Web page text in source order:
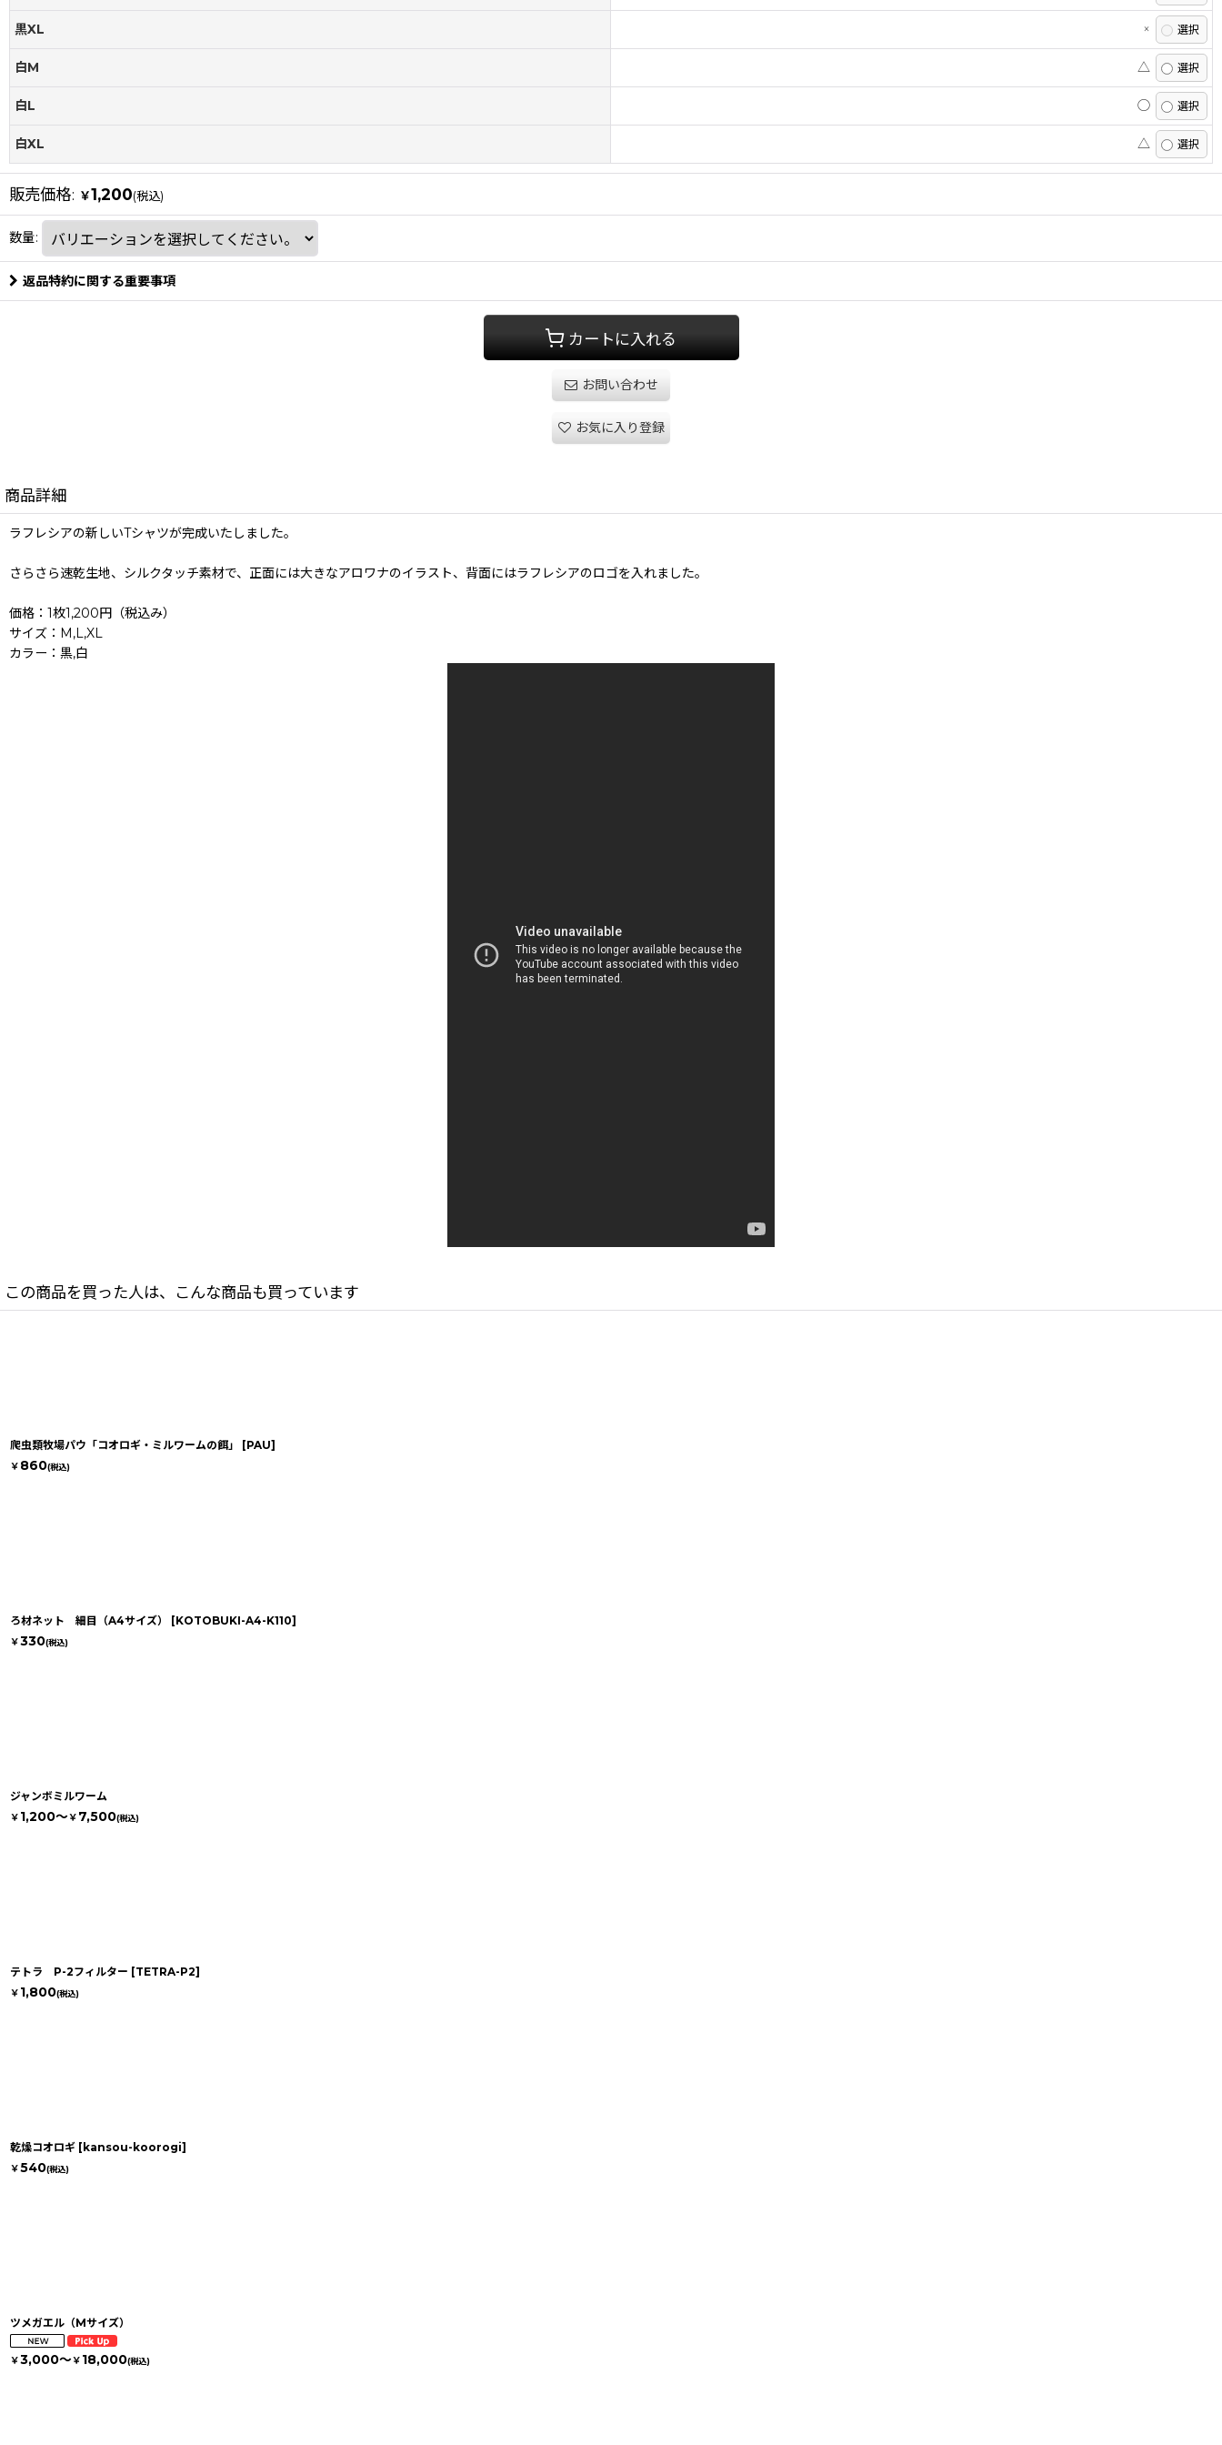
黒XL ×
白M △
白L ◯
白XL △
販売価格: ￥1,200(税込)
数量:
返品特約に関する重要事項
カートに入れる
お問い合わせ
お気に入り登録
商品詳細
ラフレシアの新しいTシャツが完成いたしました。
さらさら速乾生地、シルクタッチ素材で、正面には大きなアロワナのイラスト、背面にはラフレシアのロゴを入れました。
価格：1枚1,200円（税込み）
サイズ：M,L,XL
カラー：黒,白
この商品を買った人は、こんな商品も買っています
爬虫類牧場パウ「コオロギ・ミルワームの餌」 [PAU]
￥ 860(税込)
ろ材ネット 細目（A4サイズ） [KOTOBUKI-A4-K110]
￥330(税込)
ジャンボミルワーム
￥ 1,200～￥ 7,500(税込)
テトラ P-2フィルター [TETRA-P2]
￥ 1,800(税込)
乾燥コオロギ [ kansou-koorogi]
￥540(税込)
ツメガエル（Mサイズ）
￥3,000～￥ 18,000(税込)